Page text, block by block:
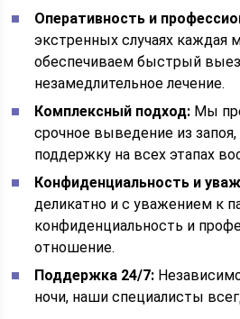
Оперативность и
экстренных случаях каждая
обеспечиваем быстрый
незамедлительное лечение.
Комплексный подход: Мы
срочное выведение из
поддержку на всех этапах
Конфиденциальность и
деликатно и с уважением к
конфиденциальность и
отношение.
Поддержка 24/7:
ночи, наши специалисты